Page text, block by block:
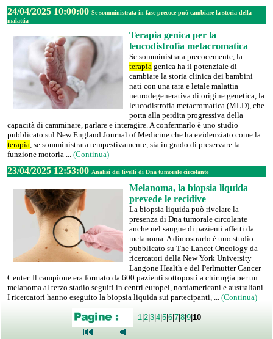
24/04/2025 10:00:00 Se somministrata in fase precoce può cambiare la storia della
malattia
Terapia genica per la
leucodistrofia metacromatica
Se somministrata precocemente, la
terapia genica ha il potenziale di
cambiare la storia clinica dei bambini
nati con una rara e letale malattia
neurodegenerativa di origine genetica, la
leucodistrofia metacromatica (MLD), che
porta alla perdita progressiva della
capacità di camminare, parlare e interagire. A confermarlo è uno studio
pubblicato sul New England Journal of Medicine che ha evidenziato come la
terapia, se somministrata tempestivamente, sia in grado di preservare la
funzione motoria ... (Continua)
23/04/2025 12:53:00 Analisi dei livelli di Dna tumorale circolante
Melanoma, la biopsia liquida
prevede le recidive
La biopsia liquida può rivelare la
presenza di Dna tumorale circolante
anche nel sangue di pazienti affetti da
melanoma. A dimostrarlo è uno studio
pubblicato su The Lancet Oncology da
ricercatori della New York University
Langone Health e del Perlmutter Cancer
Center. Il campione era formato da 600 pazienti sottoposti a chirurgia per un
melanoma al terzo stadio seguiti in centri europei, nordamericani e australiani.
I ricercatori hanno eseguito la biopsia liquida sui partecipanti, ... (Continua)
1 |2|3|4|5|6|7|8|9|10